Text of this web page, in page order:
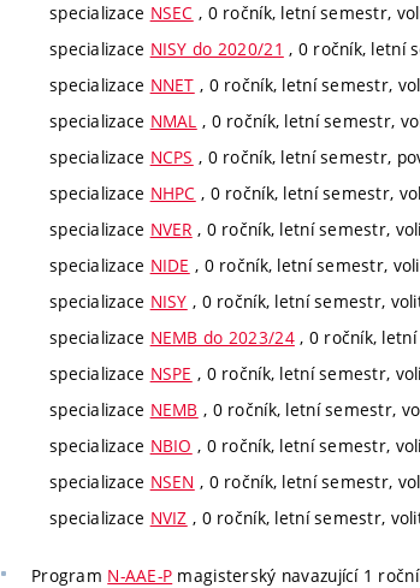
specializace NSEC , 0 ročník, letní semestr,
specializace NISY do 2020/21 , 0 ročník, letní
specializace NNET , 0 ročník, letní semestr,
specializace NMAL , 0 ročník, letní semestr,
specializace NCPS , 0 ročník, letní semestr,
specializace NHPC , 0 ročník, letní semestr,
specializace NVER , 0 ročník, letní semestr,
specializace NIDE , 0 ročník, letní semestr,
specializace NISY , 0 ročník, letní semestr,
specializace NEMB do 2023/24, 0 ročník,
specializace NSPE , 0 ročník, letní semestr,
specializace NEMB , 0 ročník, letní semestr,
specializace NBIO , 0 ročník, letní semestr,
specializace NSEN , 0 ročník, letní semestr,
specializace NVIZ , 0 ročník, letní semestr,
Program N-AAE-P magisterský navazující 1